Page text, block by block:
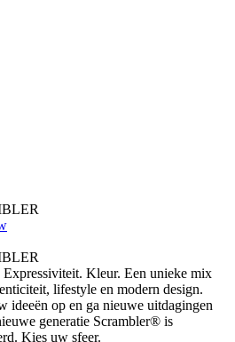
Kleur. Een unieke mix
lifestyle en modern design.
ideeën op en ga nieuwe uitdagingen
generatie Scrambler® is
Kies uw sfeer.